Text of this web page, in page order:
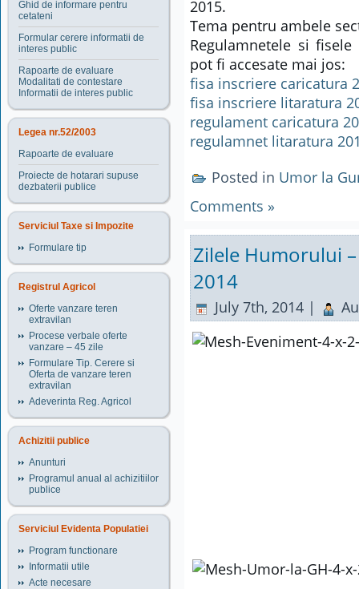
Ghid de informare pentru
cetateni
Formular cerere informatii de
interes public
Rapoarte de evaluare
Modalitati de contestare
Informatii de interes public
Legea nr.52/2003
Rapoarte de evaluare
Proiecte de hotarari supuse
dezbaterii publice
Serviciul Taxe si Impozite
Formulare tip
Registrul Agricol
Oferte vanzare teren
extravilan
Procese verbale oferte
vanzare – 45 zile
Formulare Tip. Cerere si
Oferta de vanzare teren
extravilan
Adeverinta Reg. Agricol
Achizitii publice
Anunturi
Programul anual al achizitiilor
publice
Serviciul Evidenta Populatiei
Program functionare
Informatii utile
Acte necesare
2015.
Tema pentru ambele
Regulamnetele si
pot fi accesate mai jos:
fisa inscriere caricatura
fisa inscriere litaratura
regulament caricatura
regulamnet litaratura
Posted in Umor la
Comments »
Zilele Humorului
2014
July 7th, 2014 |